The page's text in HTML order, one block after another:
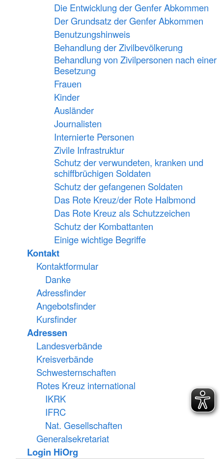
Die Entwicklung der Genfer Abkommen
Der Grundsatz der Genfer Abkommen
Benutzungshinweis
Behandlung der Zivilbevölkerung
Behandlung von Zivilpersonen nach einer
Besetzung
Frauen
Kinder
Ausländer
Journalisten
Internierte Personen
Zivile Infrastruktur
Schutz der verwundeten, kranken und
schiffbrüchigen Soldaten
Schutz der gefangenen Soldaten
Das Rote Kreuz/der Rote Halbmond
Das Rote Kreuz als Schutzzeichen
Schutz der Kombattanten
Einige wichtige Begriffe
Kontakt
Kontaktformular
Danke
Adressfinder
Angebotsfinder
Kursfinder
Adressen
Landesverbände
Kreisverbände
Schwesternschaften
Rotes Kreuz international
IKRK
IFRC
Nat. Gesellschaften
Generalsekretariat
Login HiOrg